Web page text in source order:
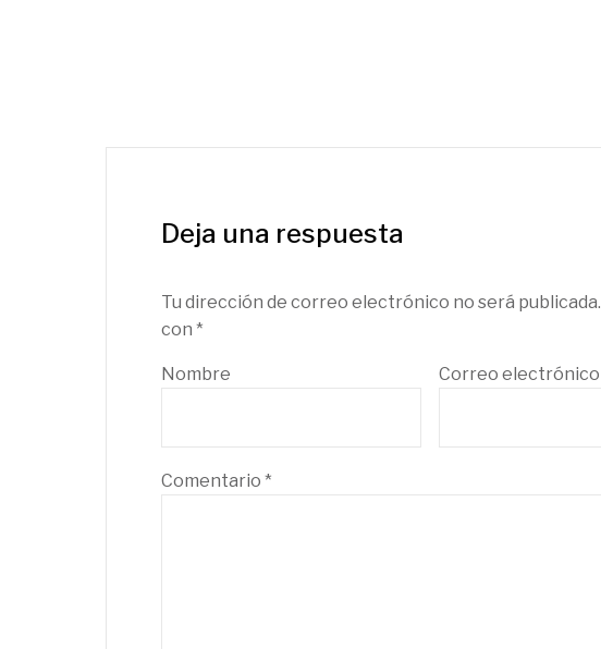
Deja una respuesta
Tu dirección de correo electrónico no será publicada.
con *
Nombre Correo electrónico
Comentario *